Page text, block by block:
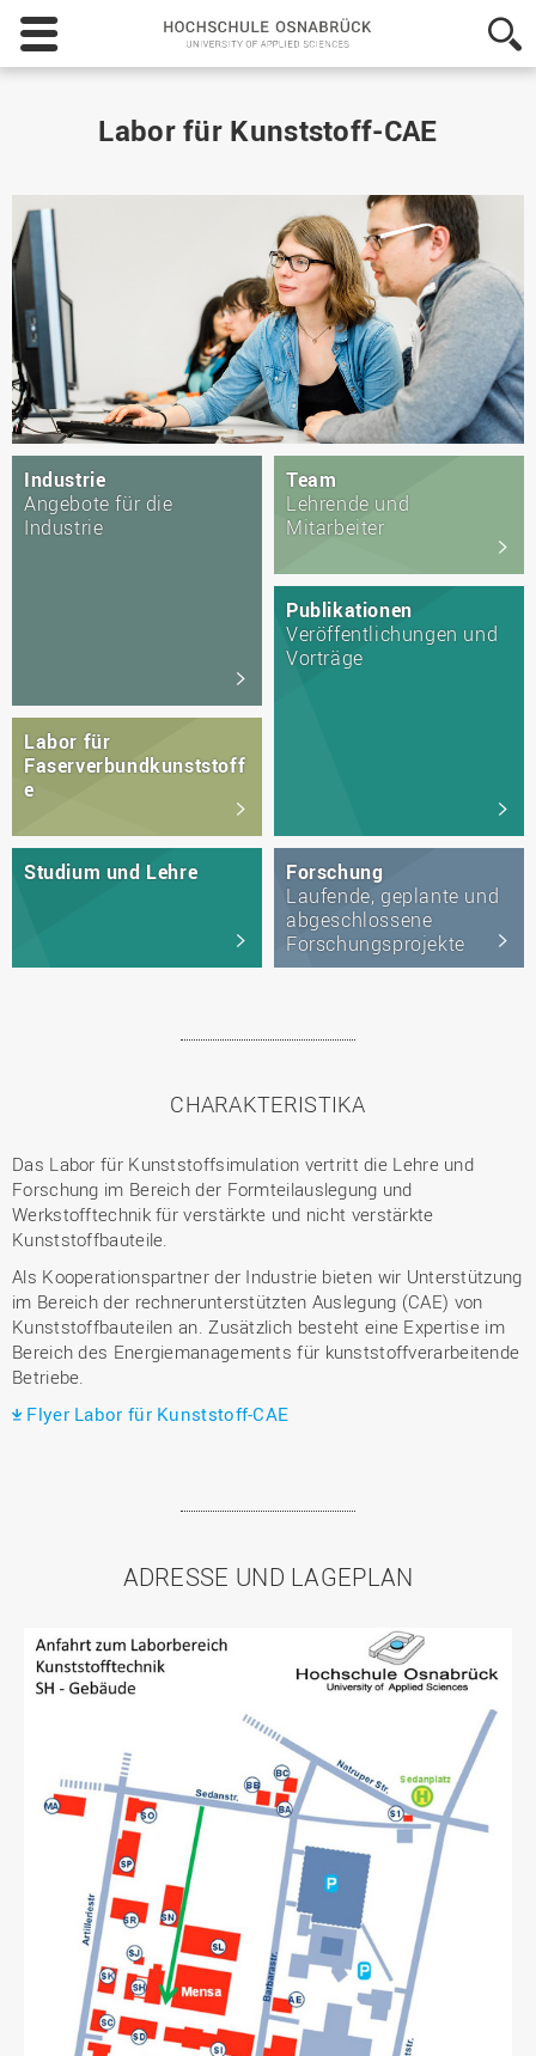
Hochschule
Osnabrück
-
of
Applied
Labor für Kunststoff-CAE
Industrie
Angebote für die
Industrie
Labor für
Faserverbundkunststoff
e
Team
Lehrende und
Mitarbeiter
Publikationen
Veröffentlichungen und
Vorträge
Studium und Lehre
Forschung
Laufende, geplante und
abgeschlossene
Forschungsprojekte
CHARAKTERISTIKA
Das Labor für Kunststoffsimulation vertritt die Lehre und
Forschung im Bereich der Formteilauslegung und
Werkstofftechnik für verstärkte und nicht verstärkte
Kunststoffbauteile.
Als Kooperationspartner der Industrie bieten wir Unterstützung
im Bereich der rechnerunterstützten Auslegung (CAE) von
Kunststoffbauteilen an. Zusätzlich besteht eine Expertise im
Bereich des Energiemanagements für kunststoffverarbeitende
Betriebe.
Flyer Labor für Kunststoff-CAE
ADRESSE UND LAGEPLAN